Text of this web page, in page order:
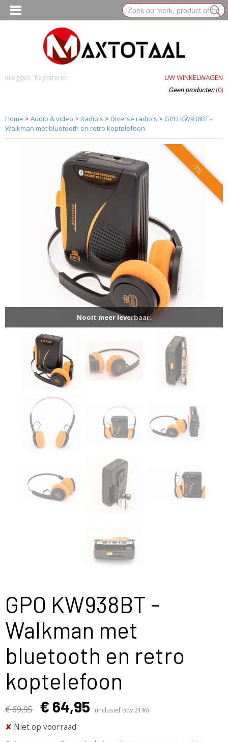
Inloggen Registreren UW WINKELWAGEN
Geen producten (0)
Home > Audio & video > Radio's > Diverse radio's > GPO KW938BT -
Walkman met bluetooth en retro koptelefoon
Nooit meer leverbaar.
-7%
GPO KW938BT -
Walkman met
bluetooth en retro
koptelefoon
€ 69,95 € 64,95 (inclusief btw 21%)
✘ Niet op voorraad